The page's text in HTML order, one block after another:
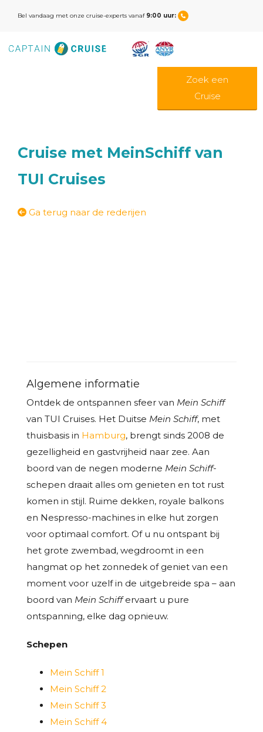
Bel vandaag met onze cruise-experts vanaf 9:00 uur:
Zoek een
Cruise
Cruise met MeinSchiff van
TUI Cruises
Ga terug naar de rederijen
Algemene informatie
Ontdek de ontspannen sfeer van Mein Schiff
van TUI Cruises. Het Duitse Mein Schiff, met
thuisbasis in Hamburg, brengt sinds 2008 de
gezelligheid en gastvrijheid naar zee. Aan
boord van de negen moderne Mein Schiff-
schepen draait alles om genieten en tot rust
komen in stijl. Ruime dekken, royale balkons
en Nespresso-machines in elke hut zorgen
voor optimaal comfort. Of u nu ontspant bij
het grote zwembad, wegdroomt in een
hangmat op het zonnedek of geniet van een
moment voor uzelf in de uitgebreide spa – aan
boord van Mein Schiffervaart u pure
ontspanning, elke dag opnieuw.
Schepen
Mein Schiff 1
Mein Schiff 2
Mein Schiff 3
Mein Schiff 4